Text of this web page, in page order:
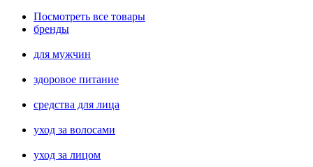
Посмотреть все товары
бренды
для мужчин
здоровое питание
средства для лица
уход за волосами
уход за лицом